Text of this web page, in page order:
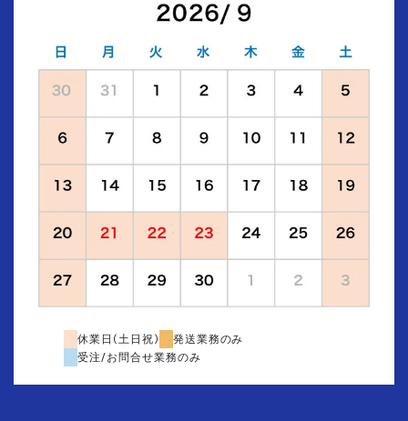
休業日(土日祝)
発送業務のみ
受注/お問合せ業務のみ